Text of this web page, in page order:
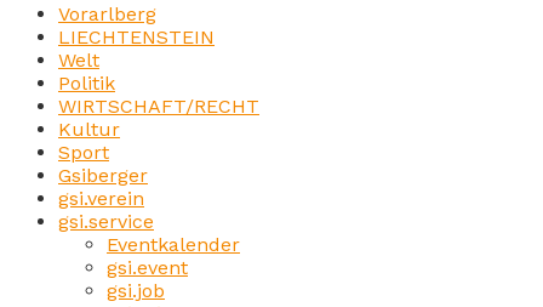
Vorarlberg
LIECHTENSTEIN
Welt
Politik
WIRTSCHAFT/RECHT
Kultur
Sport
Gsiberger
gsi.verein
gsi.service
Eventkalender
gsi.event
gsi.job